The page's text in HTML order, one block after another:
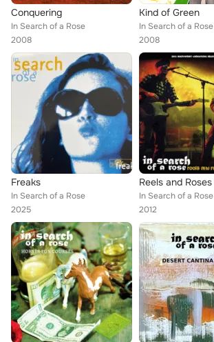
Conquering
In Search of a Rose
2008
Kind of Green
In Search of a Rose
2008
Freaks
In Search of a Rose
2025
In Search of a Rose
2012